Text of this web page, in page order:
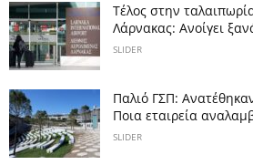
Tέλος στην
Λάρνακας: Ανοίγει
SLIDER
Παλιό ΓΣΠ:
Ποια εταιρεία
SLIDER